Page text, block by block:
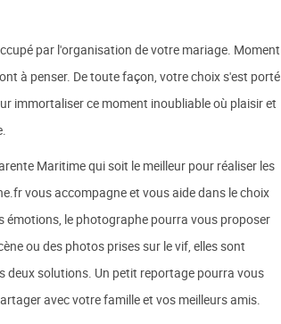
par l'organisation de votre mariage. Moment
à penser. De toute façon, votre choix s'est porté
immortaliser ce moment inoubliable où plaisir et
Maritime qui soit le meilleur pour réaliser les
vous accompagne et vous aide dans le choix
émotions, le photographe pourra vous proposer
ou des photos prises sur le vif, elles sont
deux solutions. Un petit reportage pourra vous
avec votre famille et vos meilleurs amis.